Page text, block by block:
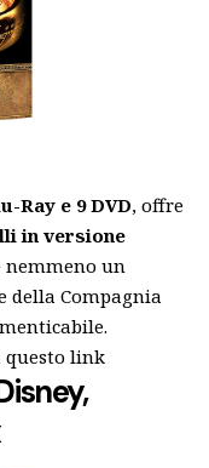
Ray e 9 DVD, offre
in versione
nemmeno un
della Compagnia
questo link